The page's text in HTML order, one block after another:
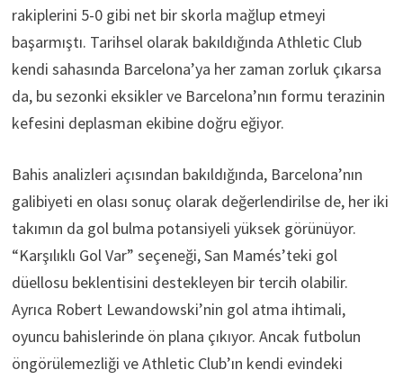
rakiplerini 5-0 gibi net bir skorla mağlup etmeyi
başarmıştı. Tarihsel olarak bakıldığında Athletic Club
kendi sahasında Barcelona’ya her zaman zorluk çıkarsa
da, bu sezonki eksikler ve Barcelona’nın formu terazinin
kefesini deplasman ekibine doğru eğiyor.
Bahis analizleri açısından bakıldığında, Barcelona’nın
galibiyeti en olası sonuç olarak değerlendirilse de, her iki
takımın da gol bulma potansiyeli yüksek görünüyor.
“Karşılıklı Gol Var” seçeneği, San Mamés’teki gol
düellosu beklentisini destekleyen bir tercih olabilir.
Ayrıca Robert Lewandowski’nin gol atma ihtimali,
oyuncu bahislerinde ön plana çıkıyor. Ancak futbolun
öngörülemezliği ve Athletic Club’ın kendi evindeki